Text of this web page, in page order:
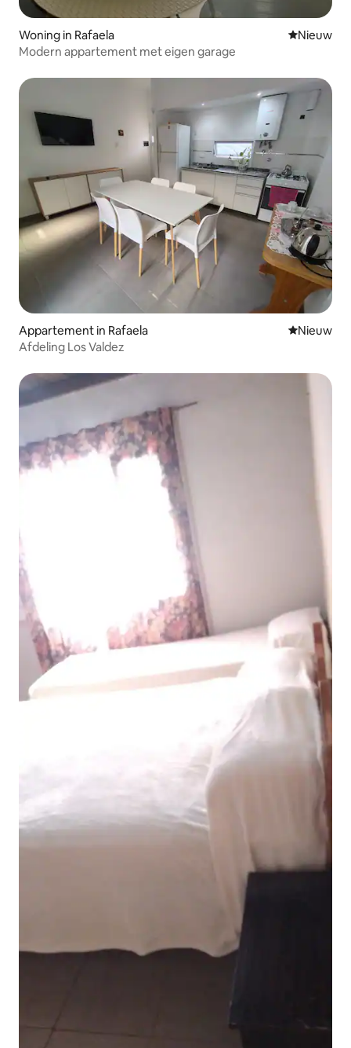
Woning in Rafaela Nieuwe
Nieuw
Modern appartement met eigen garage
Appartement in Rafaela Nieuwe
Nieuw
Afdeling Los Valdez